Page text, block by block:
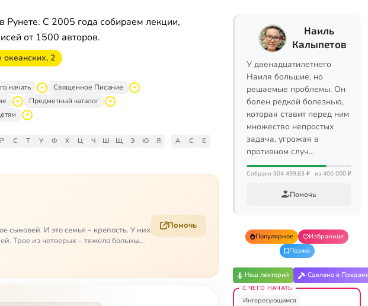
Рунете. С 2005 года собираем лекции,
от 1500 авторов.
2
начать
Священное Писание
Предметный каталог
Р С Т У Ф Х Ц Ч Ш Щ Э Ю Я | A C
E
сыновей. И это семья – крепость. У них
Трое из четверых – тяжело больны.…
Помочь
Наиль
Калыпетов
У двенадцатилетнего
Наиля большие, но
решаемые проблемы. Он
болен редкой болезнью,
которая ставит перед ним
множество непростых
задача, угрожая в
противном случ…
Собрано 304 499,63 ₽ из 400 000 ₽
Помочь
Популярное
Избранное
Позже
Наш лекторий Сделано в
С ЧЕГО НАЧАТЬ
Интересующимся